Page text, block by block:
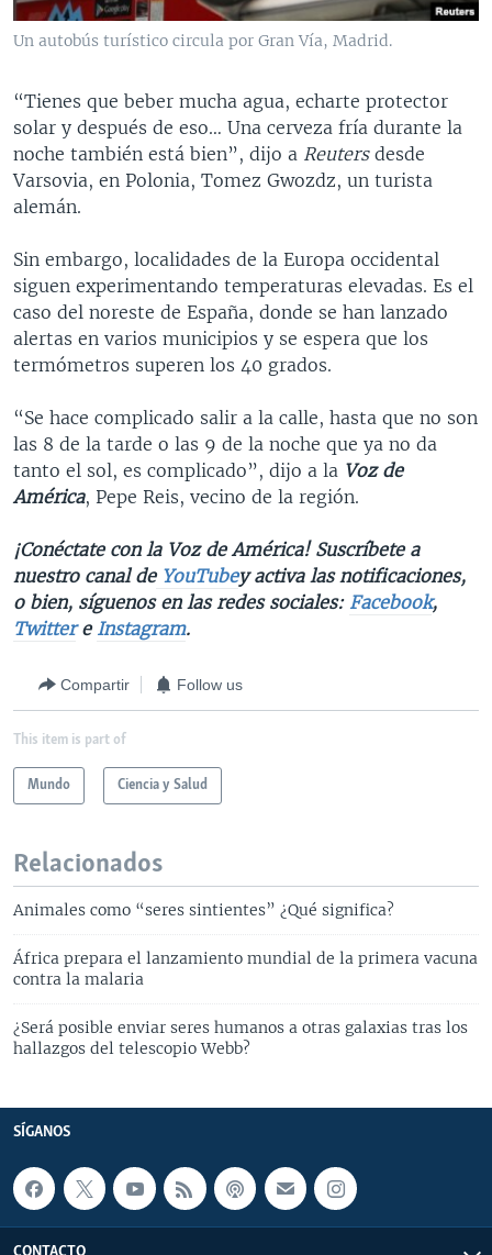
Un autobús turístico circula por Gran Vía, Madrid.
“Tienes que beber mucha agua, echarte protector
solar y después de eso… Una cerveza fría durante la
noche también está bien”, dijo a Reuters desde
Varsovia, en Polonia, Tomez Gwozdz, un turista
alemán.
Sin embargo, localidades de la Europa occidental
siguen experimentando temperaturas elevadas. Es el
caso del noreste de España, donde se han lanzado
alertas en varios municipios y se espera que los
termómetros superen los 40 grados.
“Se hace complicado salir a la calle, hasta que no son
las 8 de la tarde o las 9 de la noche que ya no da
tanto el sol, es complicado”, dijo a la Voz de
América, Pepe Reis, vecino de la región.
¡Conéctate con la Voz de América! Suscríbete a
nuestro canal deYouTubey activa las notificaciones,
o bien, síguenos en las redes sociales: Facebook,
Twittere Instagram.
Compartir Follow us
This item is part of
Mundo Ciencia y Salud
Relacionados
Animales como “seres sintientes” ¿Qué significa?
África prepara el lanzamiento mundial de la primera vacuna
contra la malaria
¿Será posible enviar seres humanos a otras galaxias tras los
hallazgos del telescopio Webb?
SÍGANOS